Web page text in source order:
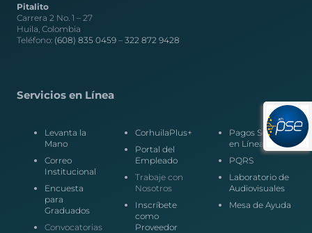
Pitalito
Carrera 2 No. 1 – 27
Huila, Colombia
Teléfono: (608) 835 0459 – 322 872 9428
Servicios en Línea
Levanta la
Mano
Correo
Institucional
Encuesta
para
Graduados
Convocatorias
CorhuilaPlus+
Portal del
Empleado
Trabaje con
Nosotros
Inscríbete
como
Proveedor
Pagos Seguros
en Línea
PQRS
Laboratorio de
Audiovisuales
Mesa de Ayuda